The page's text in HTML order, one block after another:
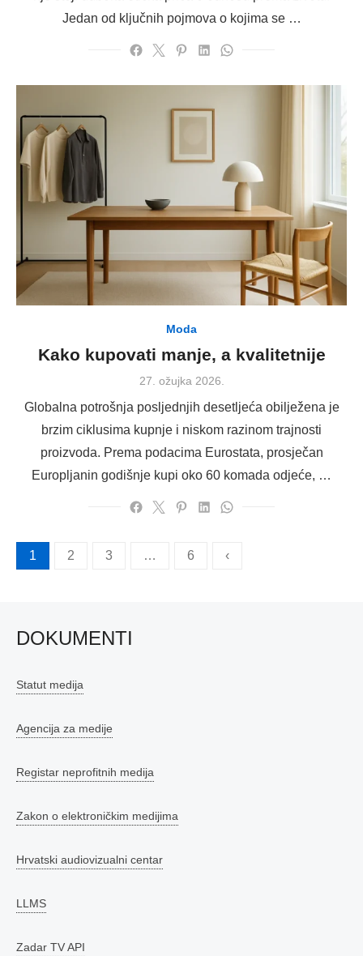
Jedan od ključnih pojmova o kojima se …
Moda
Kako kupovati manje, a kvalitetnije
Posted
27. ožujka 2026.
Globalna potrošnja posljednjih desetljeća obilježena je
brzim ciklusima kupnje i niskom razinom trajnosti
proizvoda. Prema podacima Eurostata, prosječan
Europljanin godišnje kupi oko 60 komada odjeće, …
Brojevi
1 2 3 … 6 ‹
DOKUMENTI
Statut medija
Agencija za medije
Registar neprofitnih medija
Zakon o elektroničkim medijima
Hrvatski audiovizualni centar
LLMS
Zadar TV API